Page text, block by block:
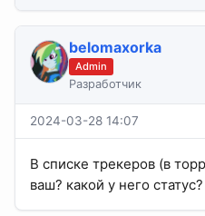
belomaxorka
Admin
Разработчик
2024-03-28 14:07
В списке трекеров (в
ваш? какой у него